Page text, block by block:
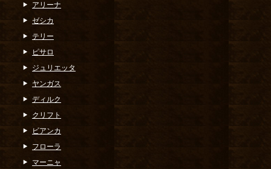
アリーナ
ゼシカ
テリー
ピサロ
ジュリエッタ
ヤンガス
ディルク
クリフト
ビアンカ
フローラ
マーニャ